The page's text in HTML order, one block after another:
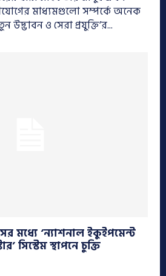
মাধ্যমগুলো সম্পর্কে অনেক
ও সেরা প্রযুক্তি’র...
মধ্যে ‘ন্যাশনাল ইকুইপমেন্ট
সিস্টেম স্থাপনে চুক্তি